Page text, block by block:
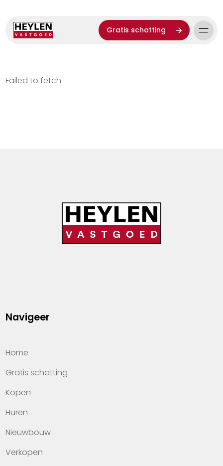
Gratis schatting
Failed to fetch
Navigeer
Home
Gratis schatting
Kopen
Huren
Nieuwbouw
Verkopen